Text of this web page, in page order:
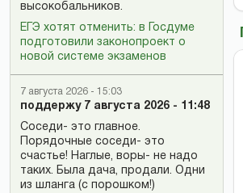
высокобальников.
ЕГЭ хотят отменить: в Госдуме
подготовили законопроект о
новой системе экзаменов
7 августа 2026 - 15:03
поддержу 7 августа 2026 - 11:48
Соседи- это главное.
Порядочные соседи- это
счастье! Наглые, воры- не надо
таких. Была дача, продали. Одни
из шланга (с порошком!)